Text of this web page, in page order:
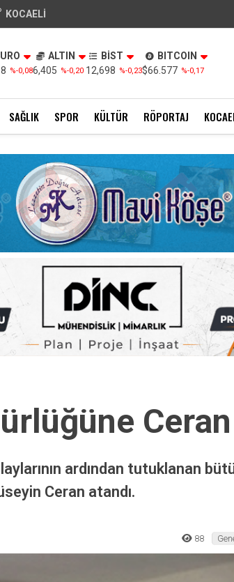
KOCAELI
%-0,08
ALTIN
6,405 %-0,20
BİST
12,698 %-0,23
BITCOIN
$66.577 %-0,17
SAĞLIK SPOR KÜLTÜR RÖPORTAJ
ardından tutuklanan
Ceran atandı.
88